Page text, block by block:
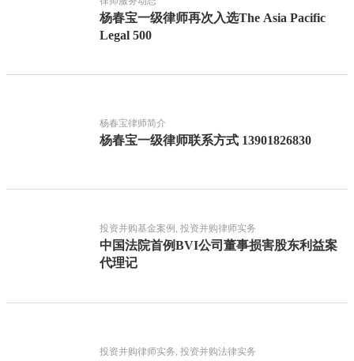
杨春宝一级律师再次入选The Asia Pacific
Legal 500
杨春宝律师简介
杨春宝一级律师联系方式 13901826830
投资并购基金案例, 投资并购律师实务
中国法院首例BVI公司董事损害股东利益案
代理记
投资并购律师实务, 投资并购法律实务